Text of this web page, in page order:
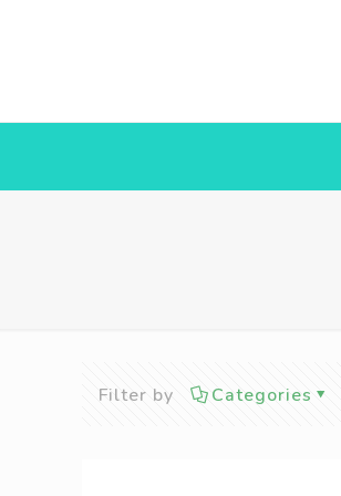
Filter by Categories